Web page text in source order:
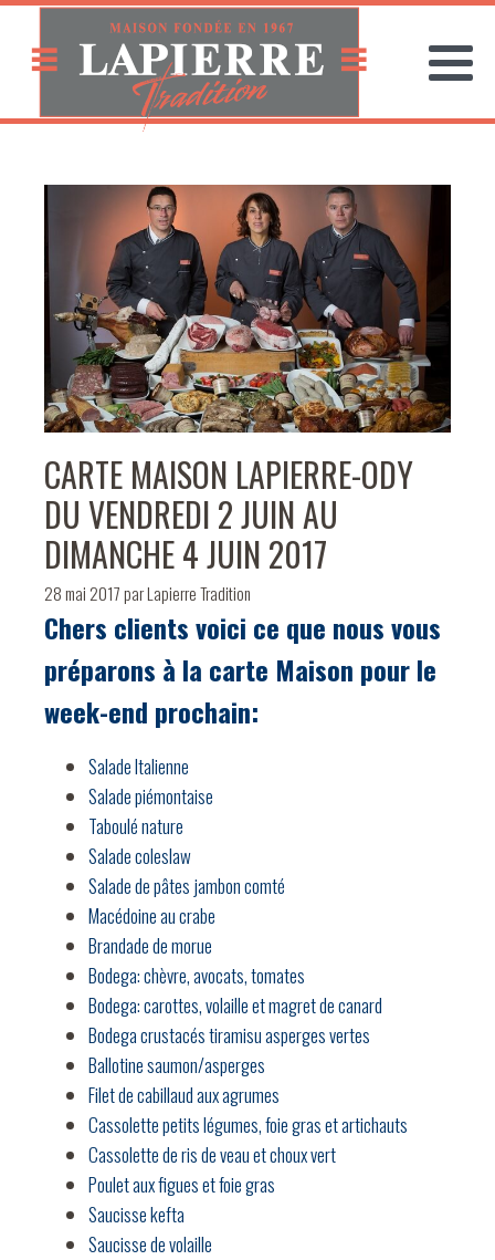
CARTE MAISON LAPIERRE-ODY
DU VENDREDI 2 JUIN AU
DIMANCHE 4 JUIN 2017
28 mai 2017parLapierre Tradition
Chers clients voici ce que nous vous
préparons à la carte Maison pour le
week-end prochain:
Salade Italienne
Salade piémontaise
Taboulé nature
Salade coleslaw
Salade de pâtes jambon comté
Macédoine au crabe
Brandade de morue
Bodega: chèvre, avocats, tomates
Bodega: carottes, volaille et magret de canard
Bodega crustacés tiramisu asperges vertes
Ballotine saumon/asperges
Filet de cabillaud aux agrumes
Cassolette petits légumes, foie gras et artichauts
Cassolette de ris de veau et choux vert
Poulet aux figues et foie gras
Saucisse kefta
Saucisse de volaille